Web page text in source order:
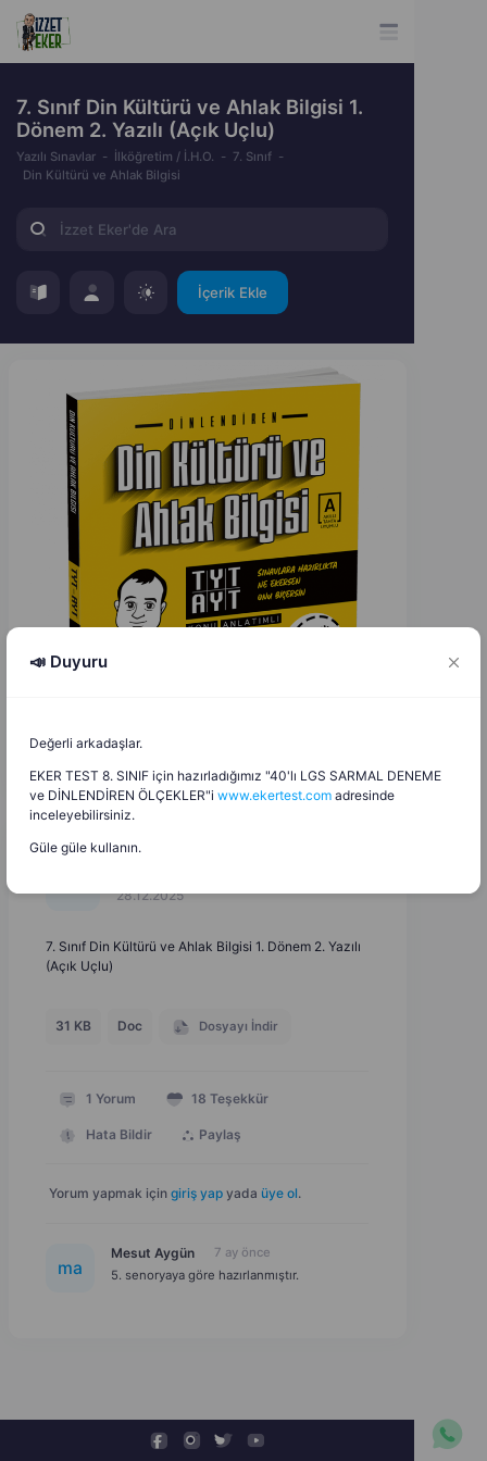
7. Sınıf Din Kültürü ve Ahlak Bilgisi 1.
Dönem 2. Yazılı (Açık Uçlu)
Yazılı Sınavlar İlköğretim / İ.H.O.
7. Sınıf
Din Kültürü ve Ahlak Bilgisi
İçerik Ekle
28.12.2025
7. Sınıf Din Kültürü ve Ahlak Bilgisi 1. Dönem 2. Yazılı
(Açık Uçlu)
31 KB Doc Dosyayı İndir
1 Yorum 18 Teşekkür
Hata Bildir Paylaş
Yorum yapmak için giriş yap yada üye ol.
ma
Mesut Aygün
7 ay önce
5. senoryaya göre hazırlanmıştır.
📣 Duyuru
Değerli arkadaşlar.
EKER TEST 8. SINIF için hazırladığımız "40'lı LGS SARMAL DENEME
ve DİNLENDİREN ÖLÇEKLER"i www.ekertest.com adresinde
inceleyebilirsiniz.
Güle güle kullanın.